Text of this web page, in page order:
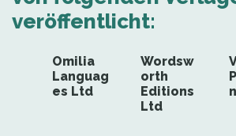
veröffentlicht:
Omilia
Languag
es Ltd
Wordsw
orth
Editions
Ltd